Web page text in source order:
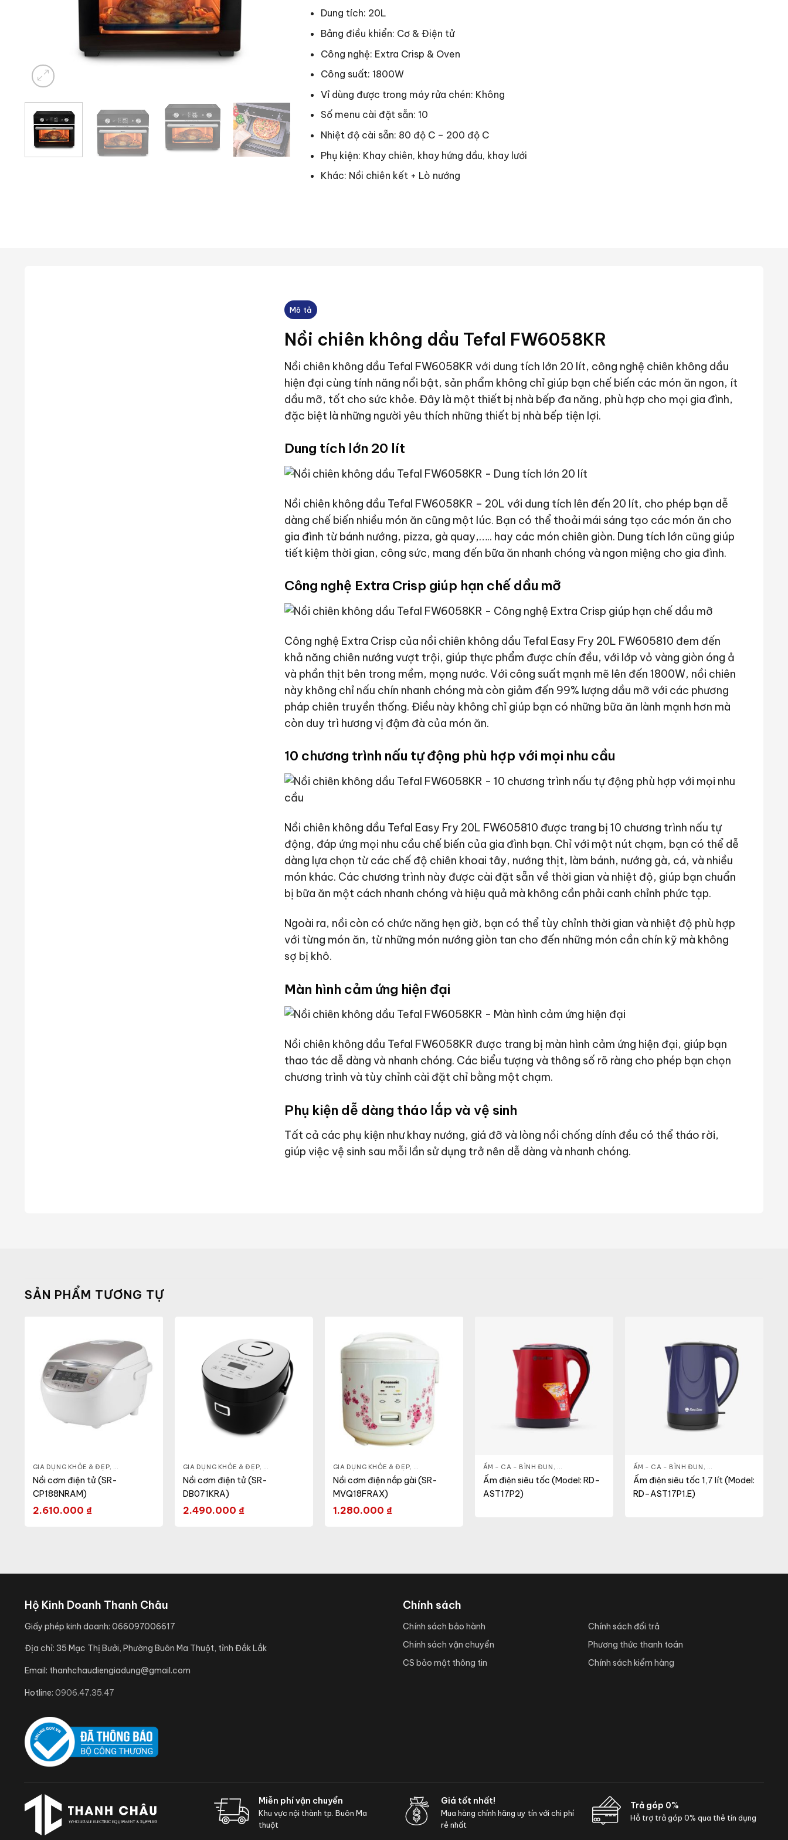
Dung tích: 20L
Bảng điều khiển: Cơ & Điện tử
Công nghệ: Extra Crisp & Oven
Công suất: 1800W
Vỉ dùng được trong máy rửa chén: Không
Số menu cài đặt sẵn: 10
Nhiệt độ cài sẵn: 80 độ C – 200 độ C
Phụ kiện: Khay chiên, khay hứng dầu, khay lưới
Khác: Nồi chiên kết + Lò nướng
Mô tả
Nồi chiên không dầu Tefal FW6058KR
Nồi chiên không dầu Tefal FW6058KR với dung tích lớn 20 lít, công nghệ chiên không dầu
hiện đại cùng tính năng nổi bật, sản phẩm không chỉ giúp bạn chế biến các món ăn ngon, ít
dầu mỡ, tốt cho sức khỏe. Đây là một thiết bị nhà bếp đa năng, phù hợp cho mọi gia đình,
đặc biệt là những người yêu thích những thiết bị nhà bếp tiện lợi.
Dung tích lớn 20 lít
Nồi chiên không dầu Tefal FW6058KR – 20L với dung tích lên đến 20 lít, cho phép bạn dễ
dàng chế biến nhiều món ăn cũng một lúc. Bạn có thể thoải mái sáng tạo các món ăn cho
gia đình từ bánh nướng, pizza, gà quay,….. hay các món chiên giòn. Dung tích lớn cũng giúp
tiết kiệm thời gian, công sức, mang đến bữa ăn nhanh chóng và ngon miệng cho gia đình.
Công nghệ Extra Crisp giúp hạn chế dầu mỡ
Công nghệ Extra Crisp của nồi chiên không dầu Tefal Easy Fry 20L FW605810 đem đến
khả năng chiên nướng vượt trội, giúp thực phẩm được chín đều, với lớp vỏ vàng giòn óng ả
và phần thịt bên trong mềm, mọng nước. Với công suất mạnh mẽ lên đến 1800W, nồi chiên
này không chỉ nấu chín nhanh chóng mà còn giảm đến 99% lượng dầu mỡ với các phương
pháp chiên truyền thống. Điều này không chỉ giúp bạn có những bữa ăn lành mạnh hơn mà
còn duy trì hương vị đậm đà của món ăn.
10 chương trình nấu tự động phù hợp với mọi nhu cầu
Nồi chiên không dầu Tefal Easy Fry 20L FW605810 được trang bị 10 chương trình nấu tự
động, đáp ứng mọi nhu cầu chế biến của gia đình bạn. Chỉ với một nút chạm, bạn có thể dễ
dàng lựa chọn từ các chế độ chiên khoai tây, nướng thịt, làm bánh, nướng gà, cá, và nhiều
món khác. Các chương trình này được cài đặt sẵn về thời gian và nhiệt độ, giúp bạn chuẩn
bị bữa ăn một cách nhanh chóng và hiệu quả mà không cần phải canh chỉnh phức tạp.
Ngoài ra, nồi còn có chức năng hẹn giờ, bạn có thể tùy chỉnh thời gian và nhiệt độ phù hợp
với từng món ăn, từ những món nướng giòn tan cho đến những món cần chín kỹ mà không
sợ bị khô.
Màn hình cảm ứng hiện đại
Nồi chiên không dầu Tefal FW6058KR được trang bị màn hình cảm ứng hiện đại, giúp bạn
thao tác dễ dàng và nhanh chóng. Các biểu tượng và thông số rõ ràng cho phép bạn chọn
chương trình và tùy chỉnh cài đặt chỉ bằng một chạm.
Phụ kiện dễ dàng tháo lắp và vệ sinh
Tất cả các phụ kiện như khay nướng, giá đỡ và lòng nồi chống dính đều có thể tháo rời,
giúp việc vệ sinh sau mỗi lần sử dụng trở nên dễ dàng và nhanh chóng.
SẢN PHẨM TƯƠNG TỰ
GIA DỤNG KHỎE & ĐẸP, NỒI - ẤM - CA - BÌNH, NỒI CƠM ĐIỆN
Nồi cơm điện tử (SR-
CP188NRAM)
2.610.000 ₫
GIA DỤNG KHỎE & ĐẸP, NỒI - ẤM - CA - BÌNH, NỒI CƠM ĐIỆN
Nồi cơm điện tử (SR-
DB071KRA)
2.490.000 ₫
GIA DỤNG KHỎE & ĐẸP, NỒI - ẤM - CA - BÌNH,NỒI CƠM ĐIỆN
Nồi cơm điện nắp gài (SR-
MVQ18FRAX)
1.280.000 ₫
ẤM - CA - BÌNH ĐUN , ,NỒI - ẤM - CA - BÌNH
Ấm điện siêu tốc (Model: RD–
AST17P2)
ẤM - CA - BÌNH ĐUN ,
Ấm điện siêu tốc 1,7 lít (Model:
RD–AST17P1.E)
LÒ VI SÓNG
Hộ Kinh Doanh Thanh Châu
Giấy phép kinh doanh: 066097006617
Địa chỉ: 35 Mạc Thị Bưởi, Phường Buôn Ma Thuột, tỉnh Đắk Lắk
Email: thanhchaudiengiadung@gmail.com
Hotline: 0906.47.35.47
Chính sách
Chính sách bảo hành
Chính sách vận chuyển
CS bảo mật thông tin
Chính sách đổi trả
Phương thức thanh toán
Chính sách kiểm hàng
Miễn phí vận chuyển
Khu vực nội thành tp. Buôn Ma
thuột
Giá tốt nhất!
Mua hàng chính hãng uy tín với chi phí
rẻ nhất
Trả góp 0%
Hỗ trợ trả góp 0% qua thẻ tín dụng